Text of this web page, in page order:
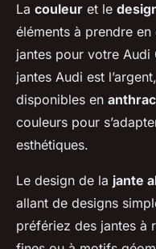
La couleur et le
éléments à prendre
jantes pour votre Audi
jantes Audi est
disponibles en
couleurs pour
esthétiques.
Le design de la jante
allant de designs
préfériez des jantes à